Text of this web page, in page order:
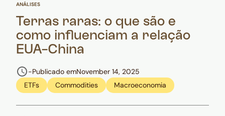
ANÁLISES
Terras raras: o que são e
como influenciam a relação
EUA-China
-Publicado emNovember 14, 2025
ETFs
Commodities Macroeconomia